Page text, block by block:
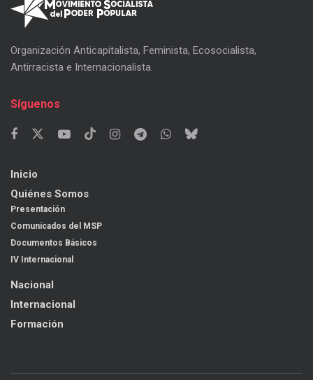
Organización Anticapitalista, Feminista, Ecosocialista,
Antirracista e Internacionalista.
Síguenos
Inicio
Quiénes Somos
Presentación
Comunicados del MSP
Documentos Básicos
IV Internacional
Nacional
Internacional
Formación